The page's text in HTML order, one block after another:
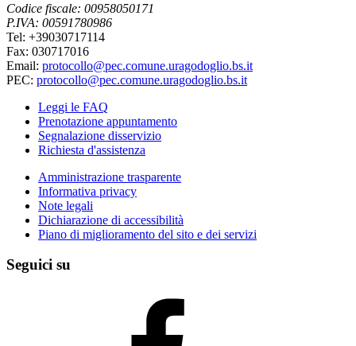
Codice fiscale: 00958050171
P.IVA: 00591780986
Tel: +39030717114
Fax: 030717016
Email: protocollo@pec.comune.uragodoglio.bs.it
PEC: protocollo@pec.comune.uragodoglio.bs.it
Leggi le FAQ
Prenotazione appuntamento
Segnalazione disservizio
Richiesta d'assistenza
Amministrazione trasparente
Informativa privacy
Note legali
Dichiarazione di accessibilità
Piano di miglioramento del sito e dei servizi
Seguici su